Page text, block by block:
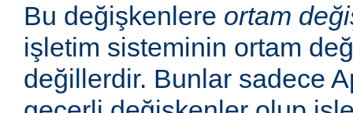
Bu değişkenlere ortam
işletim sisteminin ortam
değillerdir. Bunlar sadece